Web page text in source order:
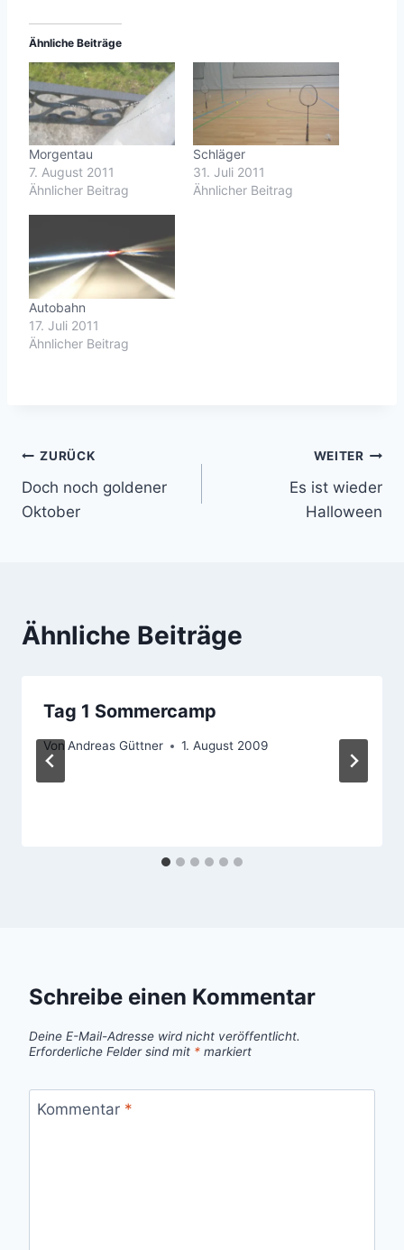
Ähnliche Beiträge
Morgentau
7. August 2011
Ähnlicher Beitrag
Schläger
31. Juli 2011
Ähnlicher Beitrag
Autobahn
17. Juli 2011
Ähnlicher Beitrag
Beitragsnavigation
ZURÜCK
Doch noch goldener
Oktober
WEITER
Es ist wieder
Halloween
Ähnliche Beiträge
Tag 1 Sommercamp
VonAndreas Güttner 1. August 2009
Schreibe einen Kommentar
Deine E-Mail-Adresse wird nicht veröffentlicht.
Erforderliche Felder sind mit * markiert
Kommentar *